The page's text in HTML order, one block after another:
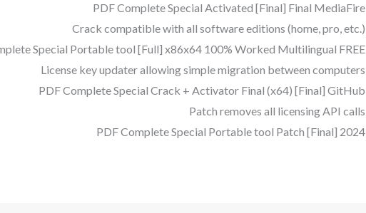
PDF Complete Special Activated [Final] Final MediaFire
Crack compatible with all software editions (home, pro, etc.)
Special Portable tool [Full] x86x64 100% Worked Multilingual FREE
License key updater allowing simple migration between computers
PDF Complete Special Crack + Activator Final (x64) [Final] GitHub
Patch removes all licensing API calls
PDF Complete Special Portable tool Patch [Final] 2024